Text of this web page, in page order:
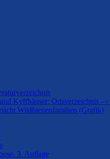
Kyffhäuser: Ortsverzeichnis
Wildbienenfamilien (Grafik)
3. Auflage